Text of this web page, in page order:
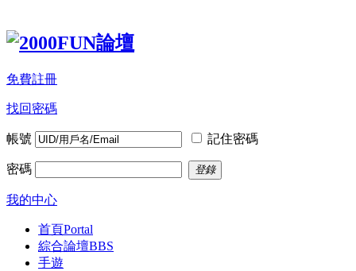
免費註冊
找回密碼
帳號 記住密碼
密碼 登錄
我的中心
首頁Portal
綜合論壇BBS
手遊